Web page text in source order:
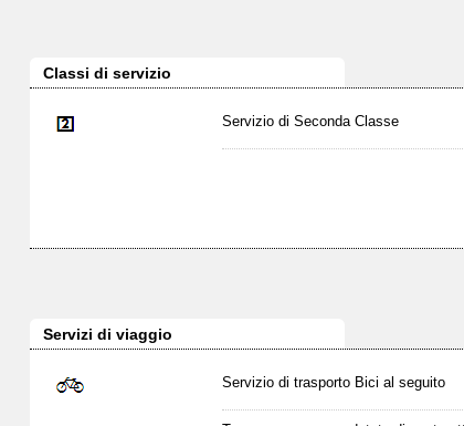
Classi di servizio
Servizio di Seconda Classe
Servizi di viaggio
Servizio di trasporto Bici al seguito